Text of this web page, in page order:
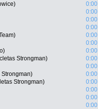
0:00
0:00
0:00
0:00
0:00
0:00
0:00
Strongman)
0:00
0:00
Strongman)
0:00
Strongman)
0:00
0:00
0:00
0:00